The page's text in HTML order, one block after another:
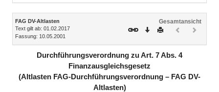
Inhalt
FAG DV-Altlasten
Text gilt ab: 01.02.2017
Fassung: 10.05.2001
Gesamtansicht
Download
DruckenVorheriges
(inaktiv)(inaktiv)
Durchführungsverordnung zu Art. 7 Abs. 4
Finanzausgleichsgesetz
(Altlasten FAG-Durchführungsverordnung – FAG DV-
Altlasten)